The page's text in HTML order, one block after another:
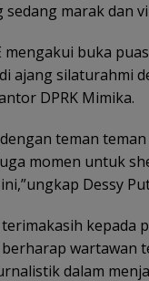
marak dan
mengakui buka
ajang silaturahmi
DPRK Mimika.
teman
momen untuk
Dessy
kepada
wartawan
dalam